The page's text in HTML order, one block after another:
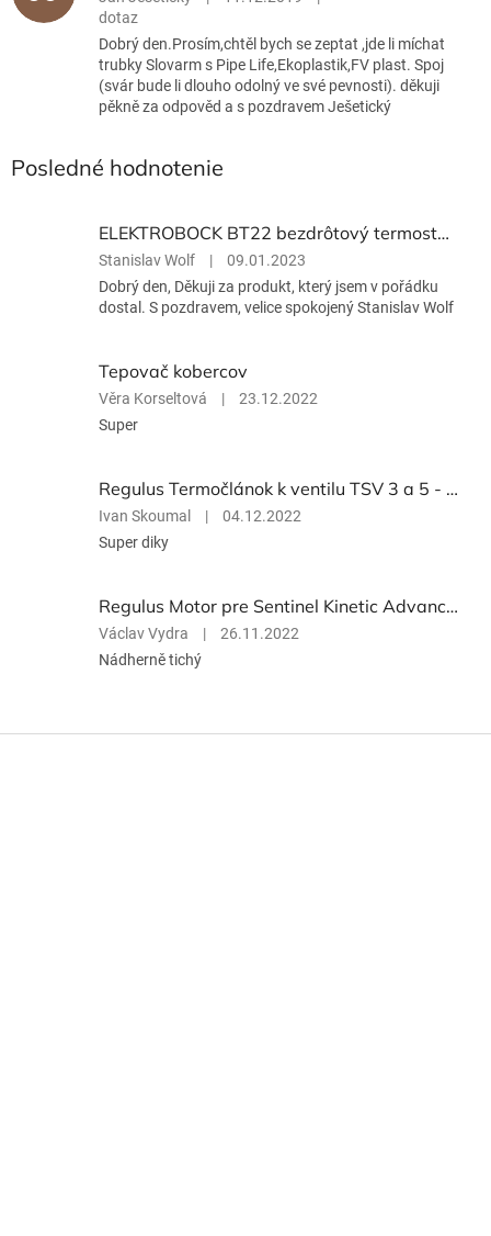
dotaz
Dobrý den.Prosím,chtěl bych se zeptat ,jde li míchat
trubky Slovarm s Pipe Life,Ekoplastik,FV plast. Spoj
(svár bude li dlouho odolný ve své pevnosti). děkuji
pěkně za odpověd a s pozdravem Ješetický
Posledné hodnotenie
ELEKTROBOCK BT22 bezdrôtový termostat -BT22
Hodnotenie
produktu
je
5
hviezdičiek.
Stanislav Wolf |
09.01.2023
Dobrý den, Děkuji za produkt, který jsem v pořádku
dostal. S pozdravem, velice spokojený Stanislav Wolf
Tepovač kobercov
Hodnotenie
produktu
z
hviezdičiek.
Věra Korseltová |
23.12.2022
Super
Regulus Termočlánok k ventilu TSV 3 a 5 - 72 °C 16098
Hodnotenie
produktu
z
hviezdičiek.
Ivan Skoumal |
04.12.2022
Super diky
Regulus Motor pre Sentinel Kinetic Advance S a SX 18882
Hodnotenie
produktu
5
Václav Vydra |
26.11.2022
Nádherně tichý